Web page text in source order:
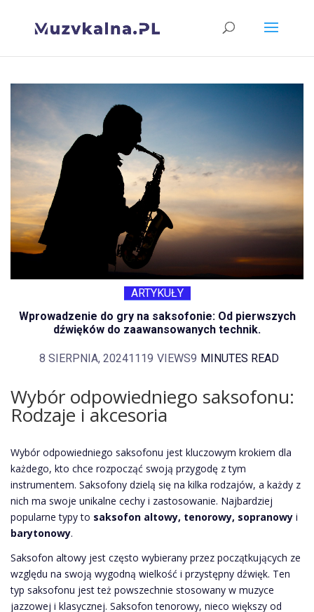
ARTYKUŁY
Wprowadzenie do gry na saksofonie: Od pierwszych
dźwięków do zaawansowanych technik.
8 SIERPNIA, 20241119 VIEWS9 MINUTES READ
Wybór odpowiedniego saksofonu:
Rodzaje i akcesoria
Wybór odpowiedniego saksofonu jest kluczowym krokiem dla
każdego, kto chce rozpocząć swoją przygodę z tym
instrumentem. Saksofony dzielą się na kilka rodzajów, a każdy z
nich ma swoje unikalne cechy i zastosowanie. Najbardziej
popularne typy to saksofon altowy, tenorowy, sopranowy i
barytonowy.
Saksofon altowy jest często wybierany przez początkujących ze
względu na swoją wygodną wielkość i przystępny dźwięk. Ten
typ saksofonu jest też powszechnie stosowany w muzyce
jazzowej i klasycznej. Saksofon tenorowy, nieco większy od